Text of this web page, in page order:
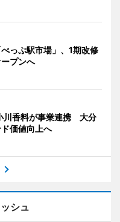
っぷ駅市場」、1期改修
プンへ
川香料が事業連携 大分
価値向上へ
シュ